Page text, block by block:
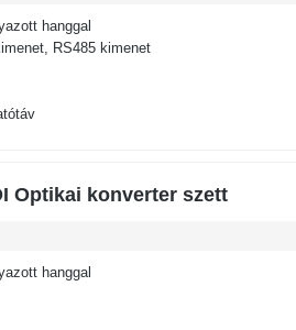
hanggal
RS485 kimenet
Optikai konverter szett
hanggal